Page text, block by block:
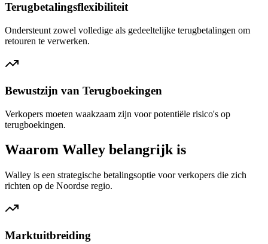
Terugbetalingsflexibiliteit
Ondersteunt zowel volledige als gedeeltelijke terugbetalingen om
retouren te verwerken.
Bewustzijn van Terugboekingen
Verkopers moeten waakzaam zijn voor potentiële risico's op
terugboekingen.
Waarom Walley belangrijk is
Walley is een strategische betalingsoptie voor verkopers die zich
richten op de Noordse regio.
Marktuitbreiding